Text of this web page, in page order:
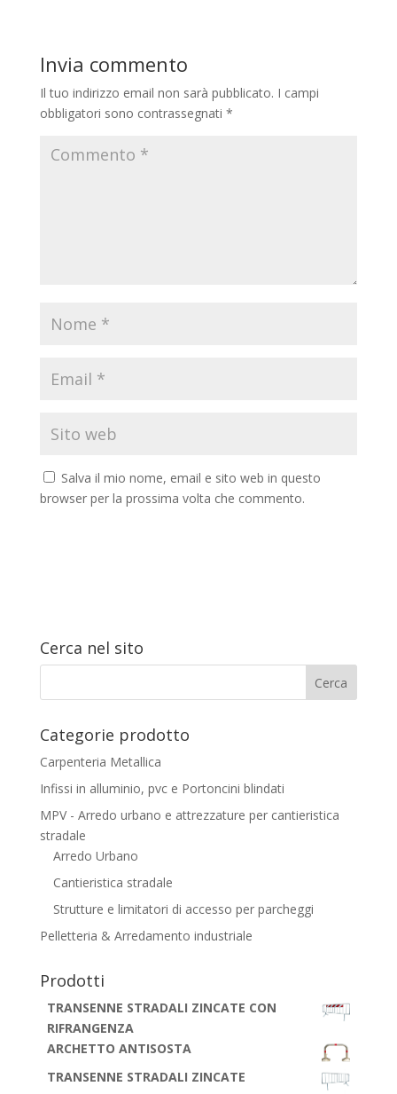
Invia commento
Il tuo indirizzo email non sarà pubblicato. I campi
obbligatori sono contrassegnati *
Salva il mio nome, email e sito web in questo
browser per la prossima volta che commento.
Cerca nel sito
Categorie prodotto
Carpenteria Metallica
Infissi in alluminio, pvc e Portoncini blindati
MPV - Arredo urbano e attrezzature per cantieristica
stradale
Arredo Urbano
Cantieristica stradale
Strutture e limitatori di accesso per parcheggi
Pelletteria & Arredamento industriale
Prodotti
TRANSENNE STRADALI ZINCATE CON
RIFRANGENZA
ARCHETTO ANTISOSTA
TRANSENNE STRADALI ZINCATE